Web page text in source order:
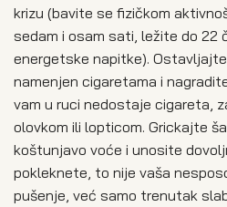
krizu (bavite se fizičkom
sedam i osam sati, ležite do 22
energetske napitke).
namenjen cigaretama i
vam u ruci nedostaje cigareta,
olovkom ili lopticom. Grickajte
koštunjavo voće i unosite
pokleknete, to nije vaša
pušenje, već samo trenutak